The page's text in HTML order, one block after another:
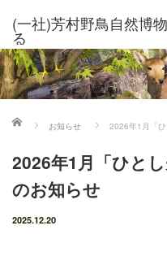
(一社)芳村野鳥自然博
る
ホーム お知らせ 2026年1月「
2026年1月「ひと
のお知らせ
2025.12.20